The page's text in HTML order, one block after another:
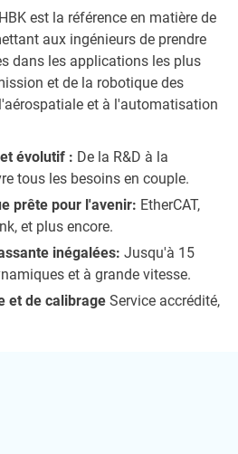
est la référence en matière de
aux ingénieurs de prendre
dans les applications les plus
et de la robotique des
et à l'automatisation
évolutif : De la R&D à la
tous les besoins en couple.
prête pour l'avenir: EtherCAT,
et plus encore.
inégalées: Jusqu'à 15
et à grande vitesse.
et de calibrage Service accrédité,